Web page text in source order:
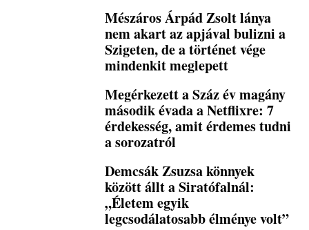
Mészáros Árpád Zsolt lánya
nem akart az apjával bulizni a
Szigeten, de a történet vége
mindenkit meglepett
Megérkezett a Száz év magány
második évada a Netflixre: 7
érdekesség, amit érdemes tudni
a sorozatról
Demcsák Zsuzsa könnyek
között állt a Siratófalnál:
„Életem egyik
legcsodálatosabb élménye volt”